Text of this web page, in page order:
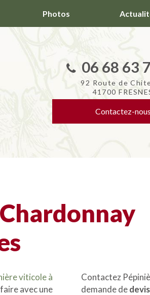
Photos
06 68 63
92 Route de
41700
Contactez-nous
viticole à
avec une
Contactez
demande de